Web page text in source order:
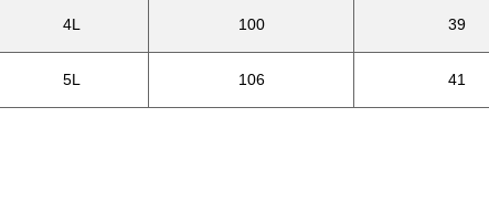
4L 100 39
5L 106 41